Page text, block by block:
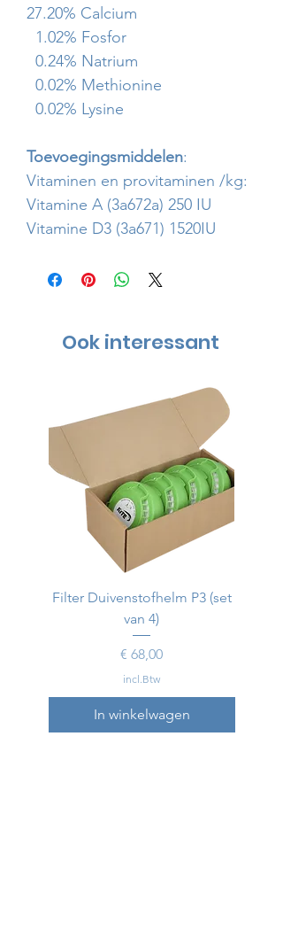
27.20% Calcium
1.02% Fosfor
0.24% Natrium
0.02% Methionine
0.02% Lysine
Toevoegingsmiddelen:
Vitaminen en provitaminen /kg:
Vitamine A (3a672a) 250 IU
Vitamine D3 (3a671) 1520IU
Ook interessant
Filter Duivenstofhelm P3 (set
van 4)
Prijs
€ 68,00
incl.Btw
In winkelwagen